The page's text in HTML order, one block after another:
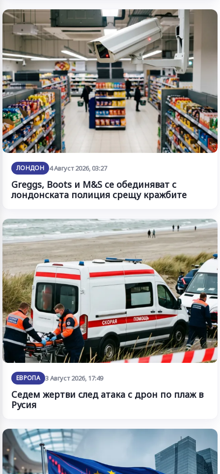
ЛОНДОН 4 Август 2026, 03:27
Greggs, Boots и M&S се обединяват с
лондонската полиция срещу кражбите
ЕВРОПА 3 Август 2026, 17:49
Седем жертви след атака с дрон по плаж в
Русия